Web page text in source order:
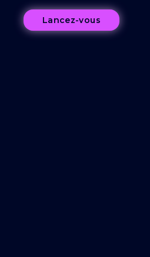
Lancez-vous